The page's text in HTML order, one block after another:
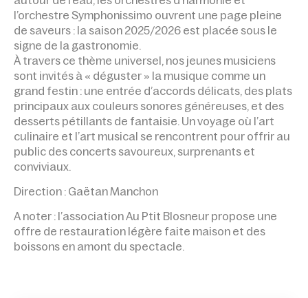
l’orchestre Symphonissimo ouvrent une page pleine
de saveurs : la saison 2025/2026 est placée sous le
signe de la gastronomie.
À travers ce thème universel, nos jeunes musiciens
sont invités à « déguster » la musique comme un
grand festin : une entrée d’accords délicats, des plats
principaux aux couleurs sonores généreuses, et des
desserts pétillants de fantaisie. Un voyage où l’art
culinaire et l’art musical se rencontrent pour offrir au
public des concerts savoureux, surprenants et
conviviaux.
Direction : Gaëtan Manchon
A noter : l’association Au Ptit Blosneur propose une
offre de restauration légère faite maison et des
boissons en amont du spectacle.